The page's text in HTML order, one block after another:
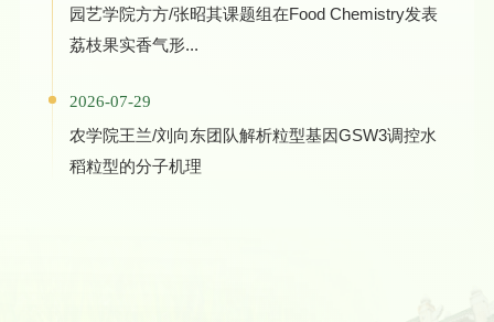
园艺学院方方/张昭其课题组在Food Chemistry发表
荔枝果实香气形...
2026-07-29
农学院王兰/刘向东团队解析粒型基因GSW3调控水
稻粒型的分子机理